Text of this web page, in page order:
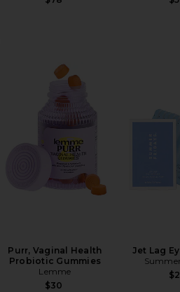
Purr, Vaginal Health
Probiotic Gummies
Lemme
$30
Jet Lag